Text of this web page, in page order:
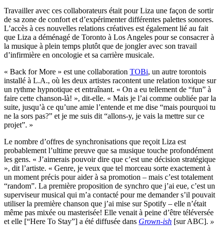
Travailler avec ces collaborateurs était pour Liza une façon de sortir
de sa zone de confort et d’expérimenter différentes palettes sonores.
L’accès à ces nouvelles relations créatives est également lié au fait
que Liza a déménagé de Toronto à Los Angeles pour se consacrer à
la musique à plein temps plutôt que de jongler avec son travail
d’infirmière en oncologie et sa carrière musicale.
« Back for More » est une collaboration TOBi, un autre torontois
installé à L.A., où les deux artistes racontent une relation toxique sur
un rythme hypnotique et entraînant. « On a eu tellement de “fun” à
faire cette chanson-là! », dit-elle. « Mais je l’ai comme oubliée par la
suite, jusqu’à ce qu’une amie l’entende et me dise “mais pourquoi tu
ne la sors pas?” et je me suis dit “allons-y, je vais la mettre sur ce
projet”. »
Le nombre d’offres de synchronisations que reçoit Liza est
probablement l’ultime preuve que sa musique touche profondément
les gens. « J’aimerais pouvoir dire que c’est une décision stratégique
», dit l’artiste. « Genre, je veux que tel morceau sorte exactement à
un moment précis pour aider à sa promotion – mais c’est totalement
“random”. La première proposition de synchro que j’ai eue, c’est un
superviseur musical qui m’a contacté pour me demander s’il pouvait
utiliser la première chanson que j’ai mise sur Spotify – elle n’était
même pas mixée ou masterisée! Elle venait à peine d’être téléversée
et elle [“Here To Stay”] a été diffusée dans Grown-ish [sur ABC]. »